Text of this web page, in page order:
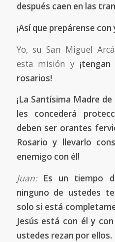
después caen en las
¡Así que prepárense
Yo, su San Miguel
esta misión y
rosarios!
¡La Santísima Madre
les concederá
deben ser orantes
Rosario y llevarlo
enemigo con él!
Juan:
Es un tiempo
ninguno de ustedes
solo si está
Jesús está con él y
ustedes rezan por ellos.